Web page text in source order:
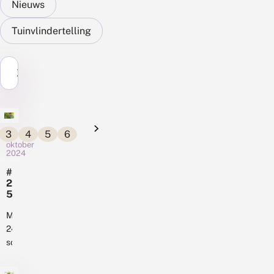
Nieuws
Tuinvlindertelling
Zoek...
23
oktober
2024
#
2
5
a
a
r
M
Met
2400
soorten
nachtvlinders
3 4 5 6